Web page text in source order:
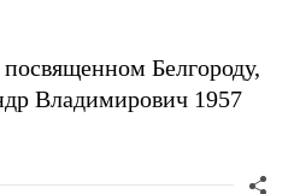
Белгороду,
Владимирович 1957